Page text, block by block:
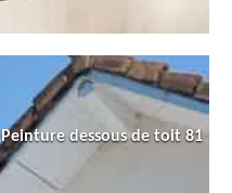
Peinture dessous de toit 81